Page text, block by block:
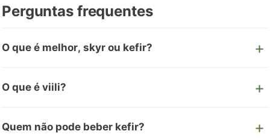
Perguntas frequentes
O que é melhor, skyr ou kefir?
O que é viili?
Quem não pode beber kefir?